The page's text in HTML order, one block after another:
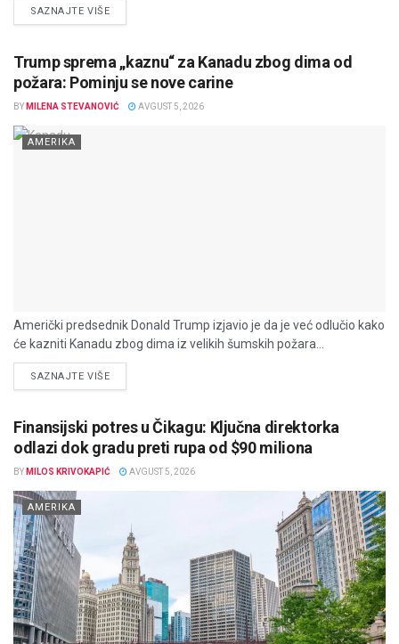
SAZNAJTE VIŠEDETAILS
Trump sprema „kaznu“ za Kanadu zbog dima od
požara: Pominju se nove carine
BY MILENA STEVANOVIĆ AVGUST 5, 2026
AMERIKA
Američki predsednik Donald Trump izjavio je da je već odlučio kako
će kazniti Kanadu zbog dima iz velikih šumskih požara...
SAZNAJTE VIŠEDETAILS
Finansijski potres u Čikagu: Ključna direktorka
odlazi dok gradu preti rupa od $90 miliona
BY MILOS KRIVOKAPIĆ AVGUST 5, 2026
AMERIKA